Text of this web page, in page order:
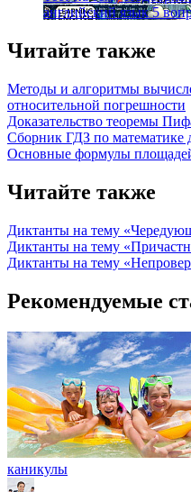
английский язык 5
Читайте также
Методы и алгоритмы
относительной погрешности
Доказательство теоремы
Сборник ГДЗ по математике
Основные формулы
Читайте также
Диктанты на тему
Диктанты на тему
Диктанты на тему
Рекомендуемые
каникулы